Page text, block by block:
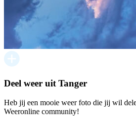
Deel weer uit Tanger
Heb jij een mooie weer foto die jij wil
Weeronline community!